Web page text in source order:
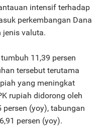
intensif terhadap
perkembangan Dana
jenis valuta.
11,39 persen
tersebut terutama
yang meningkat
rupiah didorong oleh
persen (yoy), tabungan
persen (yoy).